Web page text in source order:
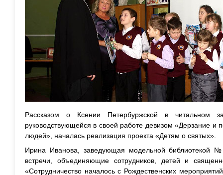
Рассказом о Ксении Петербуржской в читальном
руководствующейся в своей работе девизом «Дерзание и
людей», началась реализация проекта «Детям о святых».
Ирина Иванова, заведующая модельной библиотекой
встречи, объединяющие сотрудников, детей и
«Сотрудничество началось с Рождественских